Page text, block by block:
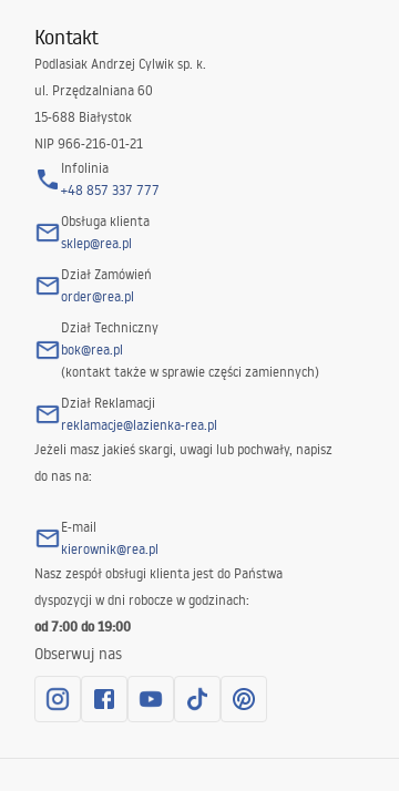
Kontakt
Podlasiak Andrzej Cylwik sp. k.
ul. Przędzalniana 60
15-688 Białystok
NIP 966-216-01-21
Infolinia
+48 857 337 777
Obsługa klienta
sklep@rea.pl
Dział Zamówień
order@rea.pl
Dział Techniczny
bok@rea.pl
(kontakt także w sprawie części zamiennych)
Dział Reklamacji
reklamacje@lazienka-rea.pl
Jeżeli masz jakieś skargi, uwagi lub pochwały, napisz
do nas na:
E-mail
kierownik@rea.pl
Nasz zespół obsługi klienta jest do Państwa
dyspozycji w dni robocze w godzinach:
od 7:00 do 19:00
Obserwuj nas